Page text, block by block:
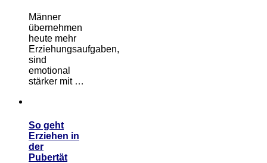
Männer
übernehmen
heute mehr
Erziehungsaufgaben,
sind
emotional
stärker mit …
So geht
Erziehen in
der
Pubertät